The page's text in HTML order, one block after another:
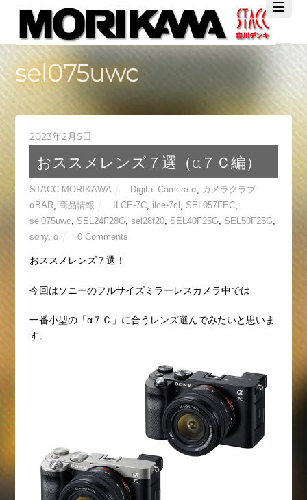
TwitterFacebook
YouTube
sel075uwc
2023年2月5日
おススメレンズ７選（α７Ｃ編）
STACC MORIKAWA Digital Camera α
カメラクラブ
αBAR, 商品情報 ILCE-7C, ilce-7cl SEL057FEC,
sel075uwc
SEL24F28G sel28f20, SEL40F25G SEL50F25G
sony, α 0 Comments
おススメレンズ７選！
今回はソニーのフルサイズミラーレスカメラ中では
一番小型の「α７Ｃ」に合うレンズ選んでみたいと思いま
す。